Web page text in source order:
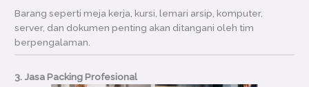
Barang seperti meja kerja, kursi, lemari arsip, komputer,
server, dan dokumen penting akan ditangani oleh tim
berpengalaman.
3. Jasa Packing Profesional